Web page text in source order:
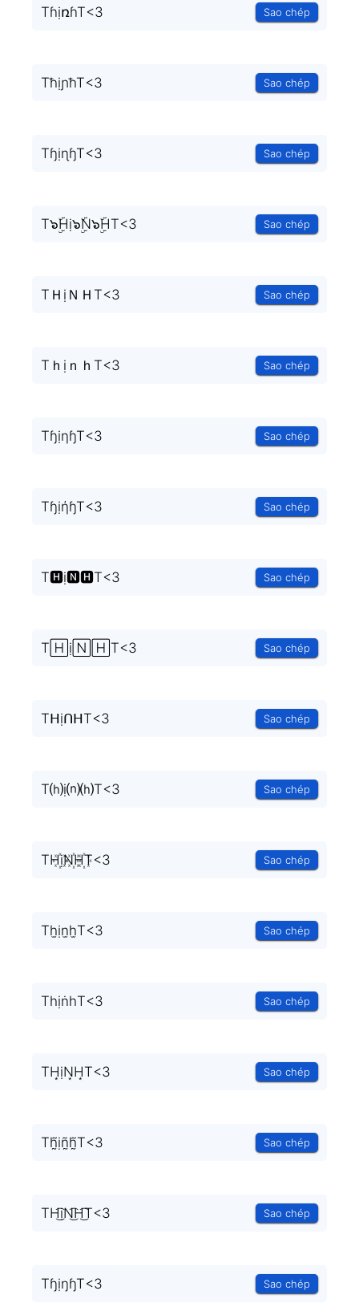
TɦịռɦT<3 Sao chép
TħịɲħT<3 Sao chép
TɧịɳɧT<3 Sao chép
T๖ۣۜHị๖ۣۜN๖ۣۜHT<3 Sao chép
TＨịＮＨT<3 Sao chép
TｈịｎｈT<3 Sao chép
TɧịηɧT<3 Sao chép
TɧịήɧT<3 Sao chép
T🅷ị🅽🅷T<3 Sao chép
T🄷ị🄽🄷T<3 Sao chép
TᕼịᑎᕼT<3 Sao chép
T⒣ị⒩⒣T<3 Sao chép
TH꙰ịN꙰H꙰T<3 Sao chép
Th̫ịn̫h̫T<3 Sao chép
TһịṅһT<3 Sao chép
TH͙ịN͙H͙T<3 Sao chép
Th̰̃ịñ̰h̰̃T<3 Sao chép
TH͜͡ịN͜͡H͜͡T<3 Sao chép
TɧịŋɧT<3 Sao chép